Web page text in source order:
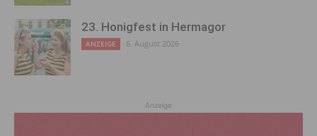
23. Honigfest in Hermagor
ANZEIGE 6. August 2026
Anzeige